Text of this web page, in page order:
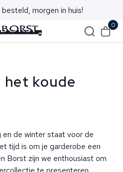
morgen in huis!
0
het koude
en de winter staat voor de
tijd is om je garderobe een
Borst zijn we enthousiast om